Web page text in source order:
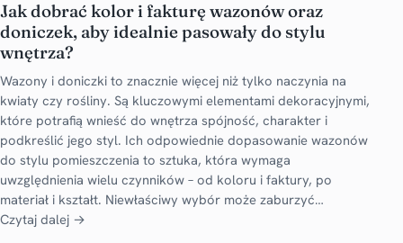
Jak dobrać kolor i fakturę wazonów oraz
doniczek, aby idealnie pasowały do stylu
wnętrza?
Wazony i doniczki to znacznie więcej niż tylko naczynia na
kwiaty czy rośliny. Są kluczowymi elementami dekoracyjnymi,
które potrafią wnieść do wnętrza spójność, charakter i
podkreślić jego styl. Ich odpowiednie dopasowanie wazonów
do stylu pomieszczenia to sztuka, która wymaga
uwzględnienia wielu czynników – od koloru i faktury, po
materiał i kształt. Niewłaściwy wybór może zaburzyć…
Czytaj dalej →